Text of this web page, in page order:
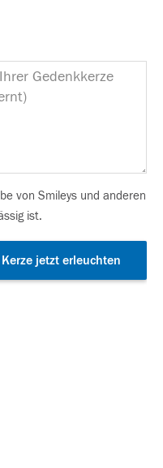
von Smileys und anderen
ist.
Kerze jetzt erleuchten